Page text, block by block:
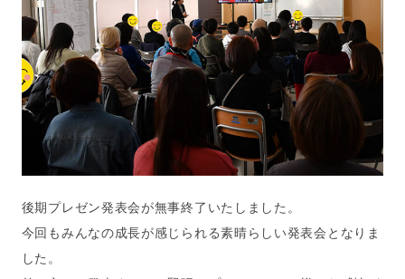
後期プレゼン発表会が無事終了いたしました。
今回もみんなの成長が感じられる素晴らしい発表会となりま
した。